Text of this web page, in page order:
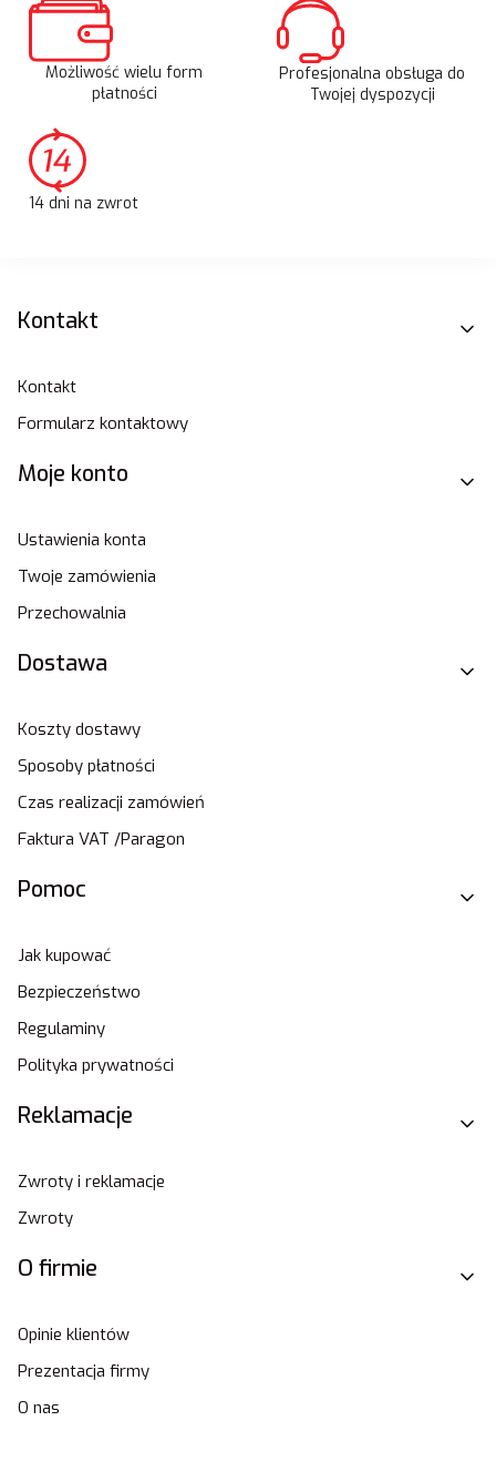
Możliwość wielu form
płatności
Profesjonalna obsługa do
Twojej dyspozycji
14 dni na zwrot
Linki w stopce
Kontakt
Kontakt
Formularz kontaktowy
Moje konto
Ustawienia konta
Twoje zamówienia
Przechowalnia
Dostawa
Koszty dostawy
Sposoby płatności
Czas realizacji zamówień
Faktura VAT /Paragon
Pomoc
Jak kupować
Bezpieczeństwo
Regulaminy
Polityka prywatności
Reklamacje
Zwroty i reklamacje
Zwroty
O firmie
Opinie klientów
Prezentacja firmy
O nas